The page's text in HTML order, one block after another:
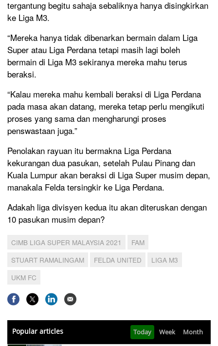
tergantung begitu sahaja sebaliknya hanya disingkirkan
ke Liga M3.
“Mereka hanya tidak dibenarkan bermain dalam Liga
Super atau Liga Perdana tetapi masih lagi boleh
bermain di Liga M3 sekiranya mereka mahu terus
beraksi.
“Kalau mereka mahu kembali beraksi di Liga Perdana
pada masa akan datang, mereka tetap perlu mengikuti
proses yang sama dan mengharungi proses
penswastaan juga.”
Penolakan rayuan itu bermakna Liga Perdana
kekurangan dua pasukan, setelah Pulau Pinang dan
Kuala Lumpur akan beraksi di Liga Super musim depan,
manakala Felda tersingkir ke Liga Perdana.
Adakah liga divisyen kedua itu akan diteruskan dengan
10 pasukan musim depan?
CIMB LIGA SUPER MALAYSIA 2021
FAM
STUART RAMALINGAM
FELDA UNITED
LIGA M3
UKM FC
Popular articles Today Week Month